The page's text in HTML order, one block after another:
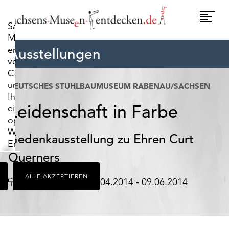
Sachsens-
Museen-
entdecken.de
verwendet
Cookies,
um
Ihnen
ein
optimales
Webseiten-
Erlebnis
zu
bieten.
Dazu
zählen
die
ALLE AKZEPTIEREN
Ausstellungen
DEUTSCHES STUHLBAUMUSEUM RABENAU/SACHSEN
Leidenschaft in Farbe
Gedenkausstellung zu Ehren Curt
Querners
Ort Rabenau Datum07.04.2014 - 09.06.2014